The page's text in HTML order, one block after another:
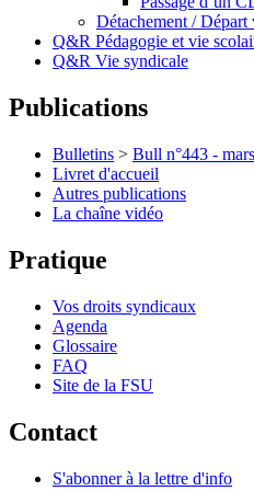
Détachement /
Q&R Pédagogie et vie
Q&R Vie syndicale
Publications
Bulletins > Bull n°443 -
Livret d'accueil
Autres publications
La chaîne vidéo
Pratique
Vos droits syndicaux
Agenda
Glossaire
FAQ
Site de la FSU
Contact
S'abonner à la lettre d'info